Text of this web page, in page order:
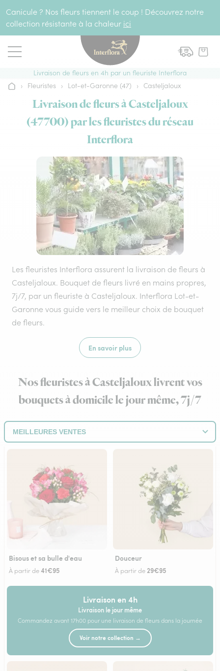
Canicule ? Nos fleurs tiennent le coup ! Découvrez notre
collection résistante à la chaleur ici
Livraison de fleurs en 4h par un fleuriste Interflora
Accueil
› Fleuristes › Lot-et-Garonne (47) › Casteljaloux
Livraison de fleurs à Casteljaloux
(47700) par les fleuristes du réseau
Interflora
Les fleuristes Interflora assurent la livraison de fleurs à
Casteljaloux. Bouquet de fleurs livré en mains propres,
7j/7, par un fleuriste à Casteljaloux. Interflora Lot-et-
Garonne vous guide vers le meilleur choix de bouquet
de fleurs.
En savoir plus
Nos fleuristes à Casteljaloux livrent vos
bouquets à domicile le jour même, 7j/7
Bisous et sa bulle d'eau
À partir de41€95
Douceur
À partir de29€95
Livraison en 4h
Livraison le jour même
Commandez avant 17h00 pour une livraison de fleurs dans la journée
Voir notre collection →